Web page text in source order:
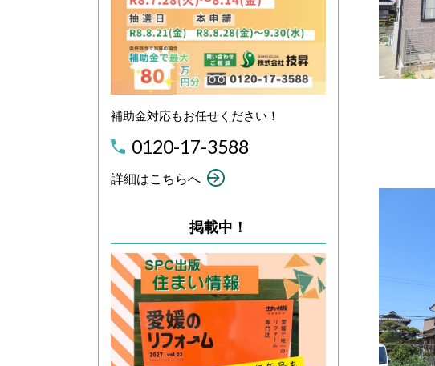
補助金対応もお任せください！
0120-17-3588
詳細はこちらへ
掲載中！